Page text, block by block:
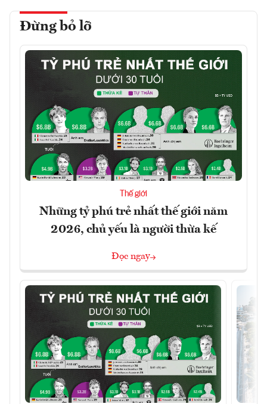
Đừng bỏ lỡ
Thế giới
Những tỷ phú trẻ nhất thế giới năm
2026, chủ yếu là người thừa kế
Đọc ngay